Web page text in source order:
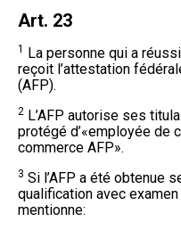
Art. 23
1 La personne qui a
reçoit l’attestation
(AFP).
2 L’AFP autorise ses
protégé d’«employée de
commerce AFP».
3 Si l’AFP a été obtenue
qualification avec
mentionne: